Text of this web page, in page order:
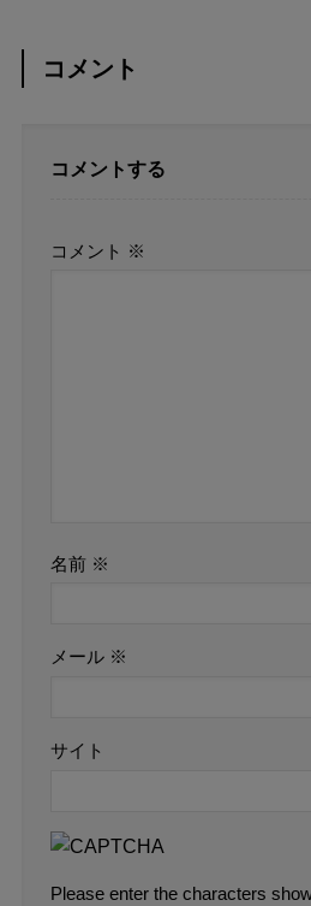
コメント
コメントする
コメント ※
名前 ※
メール ※
サイト
Please enter the characters